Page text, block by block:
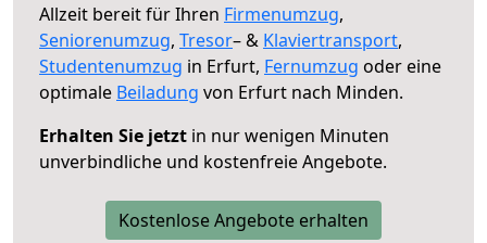
Allzeit bereit für Ihren Firmenumzug,
Seniorenumzug, Tresor– & Klaviertransport,
Studentenumzug in Erfurt, Fernumzug oder eine
optimale Beiladung von Erfurt nach Minden.
Erhalten Sie jetzt in nur wenigen Minuten
unverbindliche und kostenfreie Angebote.
Kostenlose Angebote erhalten